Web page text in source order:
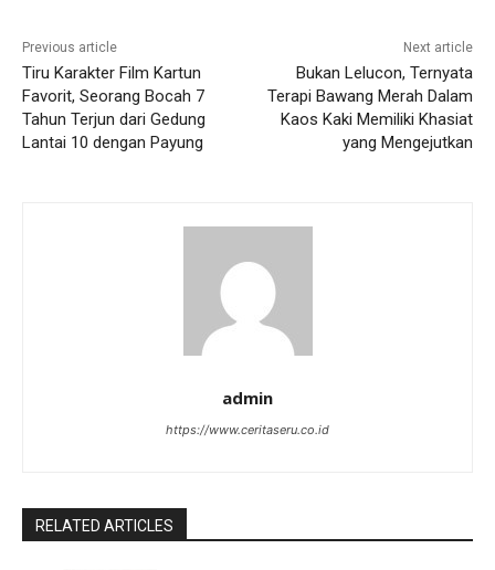
Previous article
Tiru Karakter Film Kartun
Favorit, Seorang Bocah 7
Tahun Terjun dari Gedung
Lantai 10 dengan Payung
Next article
Bukan Lelucon, Ternyata
Terapi Bawang Merah Dalam
Kaos Kaki Memiliki Khasiat
yang Mengejutkan
admin
https://www.ceritaseru.co.id
RELATED ARTICLES